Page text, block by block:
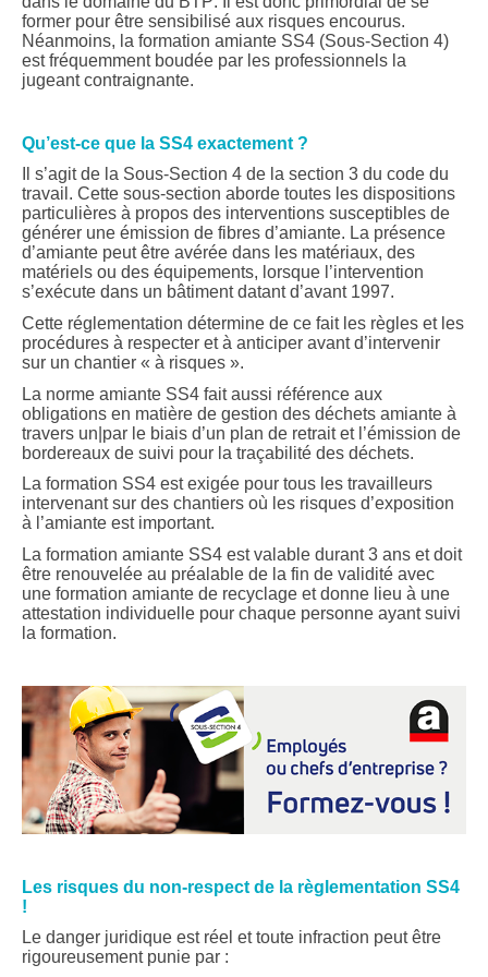
former pour être sensibilisé aux risques encourus.
Néanmoins, la formation amiante SS4 (Sous-Section 4)
est fréquemment boudée par les professionnels la
jugeant contraignante.
Qu’est-ce que la SS4 exactement ?
Il s’agit de la Sous-Section 4 de la section 3 du code du
travail. Cette sous-section aborde toutes les dispositions
particulières à propos des interventions susceptibles de
générer une émission de fibres d’amiante. La présence
d’amiante peut être avérée dans les matériaux, des
matériels ou des équipements, lorsque l’intervention
s’exécute dans un bâtiment datant d’avant 1997.
Cette réglementation détermine de ce fait les règles et les
procédures à respecter et à anticiper avant d’intervenir
sur un chantier « à risques ».
La norme amiante SS4 fait aussi référence aux
obligations en matière de gestion des déchets amiante à
travers un|par le biais d’un plan de retrait et l’émission de
bordereaux de suivi pour la traçabilité des déchets.
La formation SS4 est exigée pour tous les travailleurs
intervenant sur des chantiers où les risques d’exposition
à l’amiante est important.
La formation amiante SS4 est valable durant 3 ans et doit
être renouvelée au préalable de la fin de validité avec
une formation amiante de recyclage et donne lieu à une
attestation individuelle pour chaque personne ayant suivi
la formation.
Les risques du non-respect de la règlementation SS4
!
Le danger juridique est réel et toute infraction peut être
rigoureusement punie par :